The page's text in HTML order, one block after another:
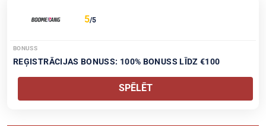
5/5
BONUSS
REĢISTRĀCIJAS BONUSS: 100% BONUSS LĪDZ €100
SPĒLĒT